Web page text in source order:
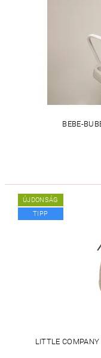
BEBE-
ÚJDONSÁG
TIPP
LITTLE